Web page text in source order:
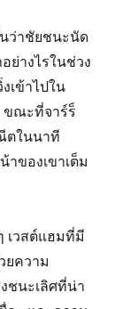
ว่าชัยชนะนัด
ย่างไรในช่วง
เข้าไปใน
ขณะที่จาร์ร็
ตในนาที
ของเขาเต็ม
เวสต์แฮมที่มี
ยความ
ชนะเลิศที่น่า